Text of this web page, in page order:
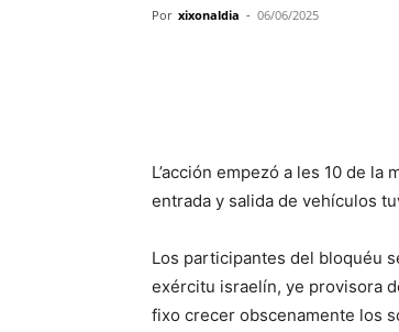
Por xixonaldia - 06/06/2025
L’acción empezó a les 10 de
entrada y salida de vehículos
Los participantes del bloquéu
exércitu israelín, ye provisora
fixo crecer obscenamente los